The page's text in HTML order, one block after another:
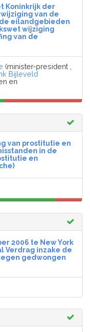
Koninkrijk der
van de
eilandgebieden
wijziging
van de
(minister-president ,
Bijleveld
en
van prostitutie en
in de
en
2006 te New York
Verdrag inzake de
gedwongen